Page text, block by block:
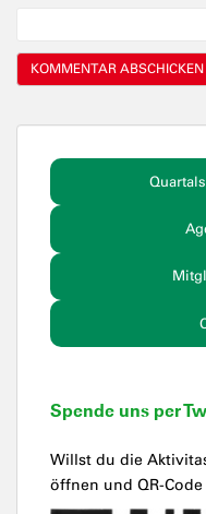
Spende uns per
Willst du die
öffnen und QR-